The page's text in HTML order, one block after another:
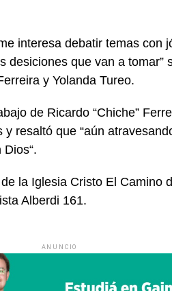
interesa debatir temas con
desiciones que van a tomar”
y Yolanda Tureo.
de Ricardo “Chiche”
resaltó que “aún
la Iglesia Cristo El Camino
Alberdi 161.
ANUNCIO